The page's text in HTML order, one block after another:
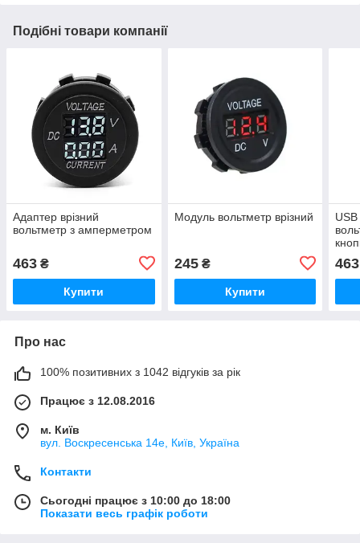
Подібні товари компанії
Адаптер врізний
вольтметр з амперметром
463 ₴
Купити
Модуль вольтметр врізний
245₴
Купити
463
Про нас
100% позитивних з 1042 відгуків за рік
Працює з 12.08.2016
м. Київ
вул. Воскресенська 14е, Київ, Україна
Контакти
Сьогодні працює з 10:00 до 18:00
Показати весь графік роботи